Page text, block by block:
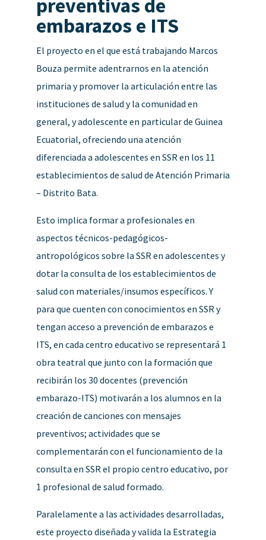
preventivas de
embarazos e ITS
El proyecto en el que está trabajando Marcos
Bouza permite adentrarnos en la atención
primaria y promover la articulación entre las
instituciones de salud y la comunidad en
general, y adolescente en particular de Guinea
Ecuatorial, ofreciendo una atención
diferenciada a adolescentes en SSR en los 11
establecimientos de salud de Atención Primaria
– Distrito Bata.
Esto implica formar a profesionales en
aspectos técnicos-pedagógicos-
antropológicos sobre la SSR en adolescentes y
dotar la consulta de los establecimientos de
salud con materiales/insumos específicos. Y
para que cuenten con conocimientos en SSR y
tengan acceso a prevención de embarazos e
ITS, en cada centro educativo se representará 1
obra teatral que junto con la formación que
recibirán los 30 docentes (prevención
embarazo-ITS) motivarán a los alumnos en la
creación de canciones con mensajes
preventivos; actividades que se
complementarán con el funcionamiento de la
consulta en SSR el propio centro educativo, por
1 profesional de salud formado.
Paralelamente a las actividades desarrolladas,
este proyecto diseñada y valida la Estrategia